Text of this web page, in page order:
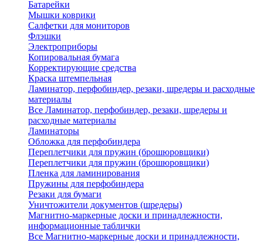
Батарейки
Мышки коврики
Салфетки для мониторов
Флэшки
Электроприборы
Копировальная бумага
Корректирующие средства
Краска штемпельная
Ламинатор, перфобиндер, резаки, шредеры и расходные
материалы
Все Ламинатор, перфобиндер, резаки, шредеры и
расходные материалы
Ламинаторы
Обложка для перфобиндера
Переплетчики для пружин (брошюровщики)
Переплетчики для пружин (брошюровщики)
Пленка для ламинирования
Пружины для перфобиндера
Резаки для бумаги
Уничтожители документов (шредеры)
Магнитно-маркерные доски и принадлежности,
информационные таблички
Все Магнитно-маркерные доски и принадлежности,